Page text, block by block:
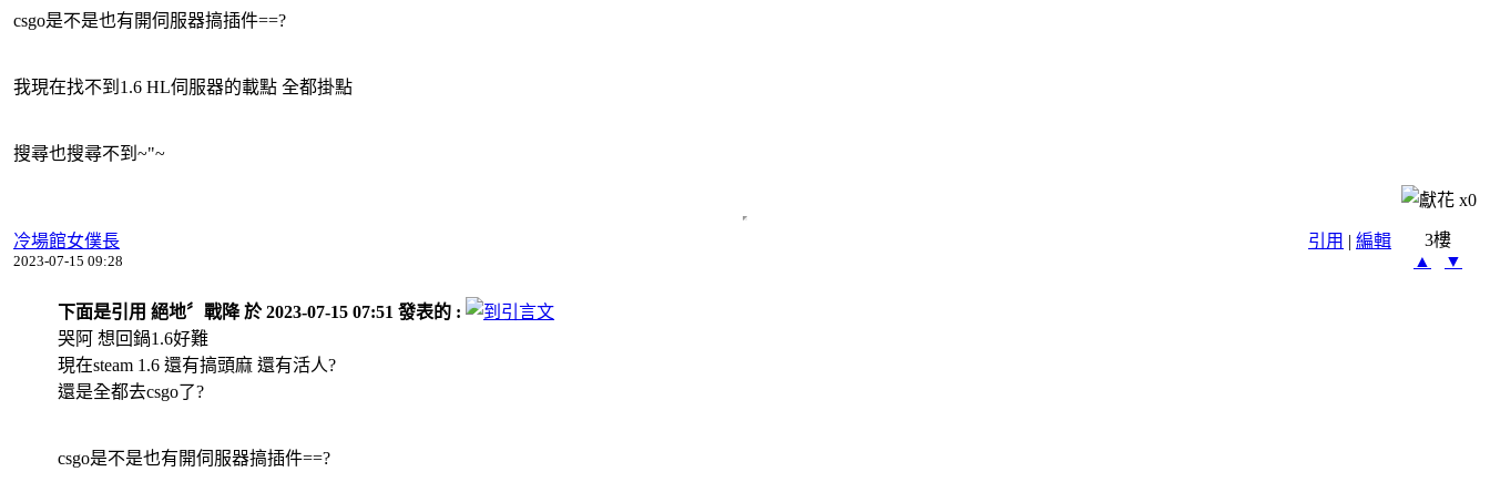
csgo是不是也有開伺服器搞插件==?
我現在找不到1.6 HL伺服器的載點 全都掛點
搜尋也搜尋不到~"~
x0
引用 | 編輯
冷場館女僕長
2023-07-15 09:28
3樓
▲
▼
下面是引用 絕地〞戰降 於 2023-07-15 07:51 發表的 :
哭阿 想回鍋1.6好難
現在steam 1.6 還有搞頭麻 還有活人?
還是全都去csgo了?
csgo是不是也有開伺服器搞插件==?